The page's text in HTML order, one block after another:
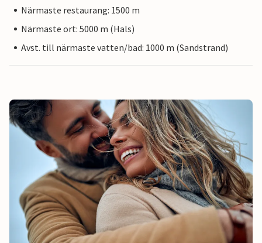
Närmaste restaurang: 1500 m
Närmaste ort: 5000 m (Hals)
Avst. till närmaste vatten/bad: 1000 m (Sandstrand)